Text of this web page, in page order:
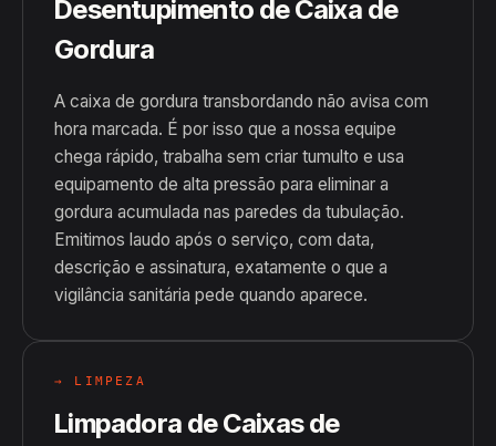
Desentupimento de Caixa de
Gordura
A caixa de gordura transbordando não avisa com
hora marcada. É por isso que a nossa equipe
chega rápido, trabalha sem criar tumulto e usa
equipamento de alta pressão para eliminar a
gordura acumulada nas paredes da tubulação.
Emitimos laudo após o serviço, com data,
descrição e assinatura, exatamente o que a
vigilância sanitária pede quando aparece.
→ LIMPEZA
Limpadora de Caixas de